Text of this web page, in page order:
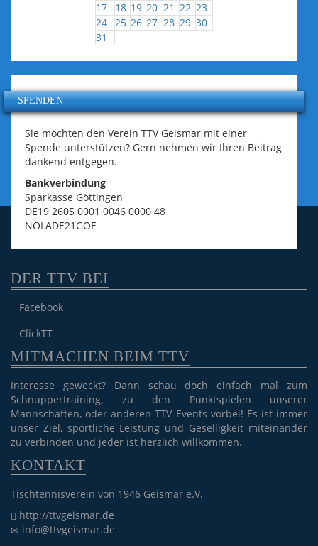
17
18 19 20 21 22 23
24 25 26 27 28 29 30
31
SPENDEN
Sie möchten den Verein TTV Geismar mit einer
Spende unterstützen? Gern nehmen wir Ihren Beitrag
dankend entgegen.
Bankverbindung
Sparkasse Göttingen
DE19 2605 0001 0046 0000 48
NOLADE21GOE
DER TTV BEI
Facebook
ClickTT
MITMACHEN BEIM TTV
Interesse geweckt? Dann schau doch einfach mal zum
Schnuppertraining, zu den Punktspielen unserer
Mannschaften, oder anderen TTV Events vorbei! Es ist immer
unser Ziel, sportliche Leistung und Geselligkeit miteinander
zu verbinden und jeder ist herzlich willkommen.
KONTAKT
Tischtennisverein von 1946 Geismar e.V.
http://ttvgeismar.de
info@ttvgeismar.de